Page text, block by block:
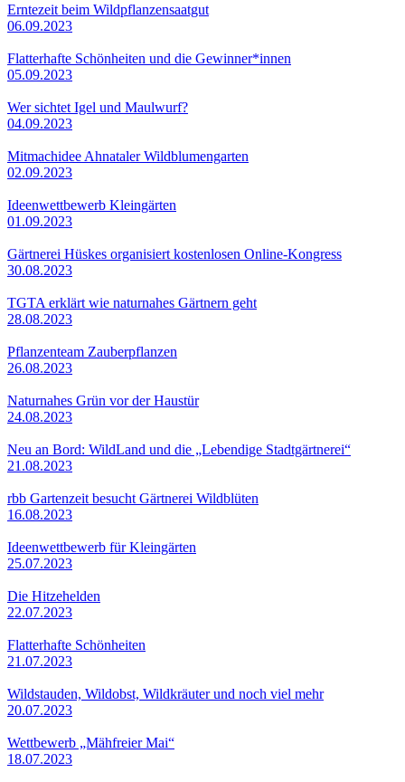
Erntezeit beim Wildpflanzensaatgut
06.09.2023
Flatterhafte Schönheiten und die Gewinner*innen
05.09.2023
Wer sichtet Igel und Maulwurf?
04.09.2023
Mitmachidee Ahnataler Wildblumengarten
02.09.2023
Ideenwettbewerb Kleingärten
01.09.2023
Gärtnerei Hüskes organisiert kostenlosen Online-Kongress
30.08.2023
TGTA erklärt wie naturnahes Gärtnern geht
28.08.2023
Pflanzenteam Zauberpflanzen
26.08.2023
Naturnahes Grün vor der Haustür
24.08.2023
Neu an Bord: WildLand und die „Lebendige Stadtgärtnerei“
21.08.2023
rbb Gartenzeit besucht Gärtnerei Wildblüten
16.08.2023
Ideenwettbewerb für Kleingärten
25.07.2023
Die Hitzehelden
22.07.2023
Flatterhafte Schönheiten
21.07.2023
Wildstauden, Wildobst, Wildkräuter und noch viel mehr
20.07.2023
Wettbewerb „Mähfreier Mai“
18.07.2023